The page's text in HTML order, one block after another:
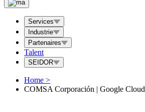
Services
Industrie
Partenaires
Talent
SEIDOR
Home >
COMSA Corporación | Google Cloud